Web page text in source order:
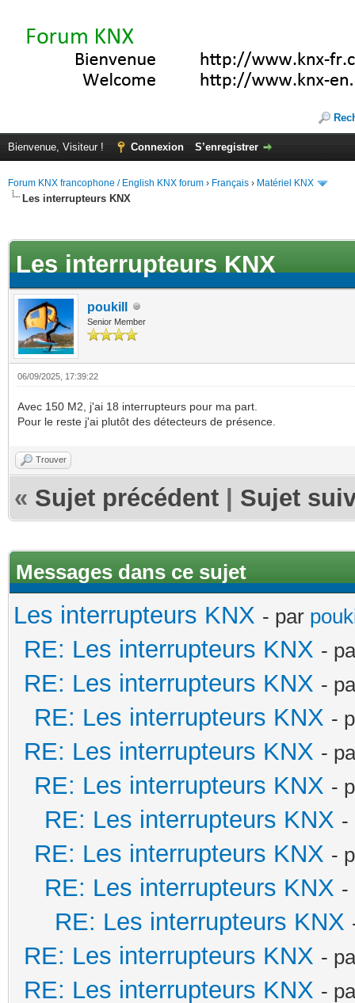
Bienvenue, Visiteur ! Connexion S’enregistrer
Forum KNX francophone / English KNX forum › Français › Matériel KNX
Les interrupteurs KNX
Les interrupteurs KNX
poukill
Senior Member
06/09/2025, 17:39:22
Avec 150 M2, j'ai 18 interrupteurs pour ma part.
Pour le reste j'ai plutôt des détecteurs de présence.
Trouver
« Sujet précédent Sujet
Messages dans ce sujet
Les interrupteurs KNX - par
RE: Les interrupteurs KNX -
RE: Les interrupteurs KNX -
RE: Les interrupteurs KNX -
RE: Les interrupteurs KNX -
RE: Les interrupteurs KNX -
RE: Les interrupteurs KNX -
RE: Les interrupteurs KNX -
RE: Les interrupteurs KNX -
RE: Les interrupteurs KNX
RE: Les interrupteurs KNX -
RE: Les interrupteurs KNX -